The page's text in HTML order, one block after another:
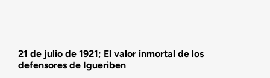
21 de julio de 1921; El valor inmortal de los
defensores de Igueriben